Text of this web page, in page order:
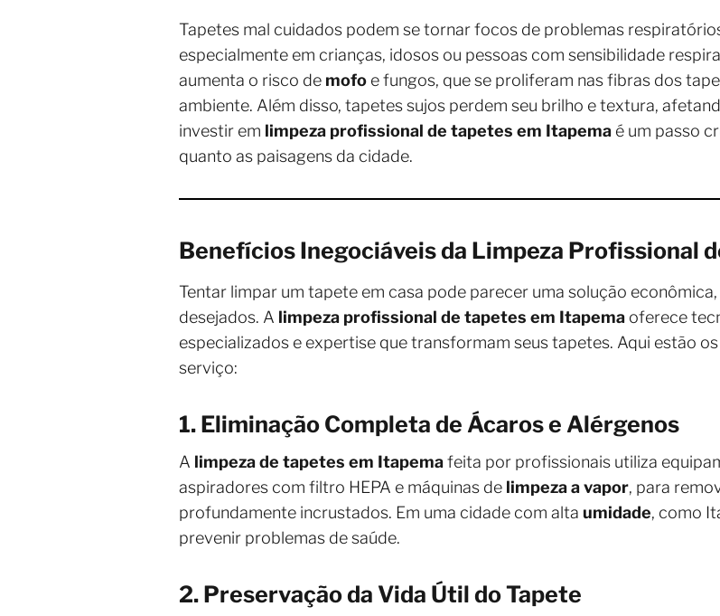
Tapetes mal cuidados podem se tornar focos de problemas
especialmente em crianças, idosos ou pessoas com sensibilidade
aumenta o risco de mofo e fungos, que se proliferam nas fibras dos
ambiente. Além disso, tapetes sujos perdem seu brilho e textura,
investir em limpeza profissional de tapetes em Itapema é um passo
quanto as paisagens da cidade.
Benefícios Inegociáveis da Limpeza Profissional
Tentar limpar um tapete em casa pode parecer uma solução
desejados. A limpeza profissional de tapetes em Itapema oferece
especializados e expertise que transformam seus tapetes. Aqui estão
serviço:
1. Eliminação Completa de Ácaros e Alérgenos
A limpeza de tapetes em Itapemafeita por profissionais utiliza
aspiradores com filtro HEPA e máquinas de limpeza a vapor, para
profundamente incrustados. Em uma cidade com alta umidade, como
prevenir problemas de saúde.
2. Preservação da Vida Útil do Tapete